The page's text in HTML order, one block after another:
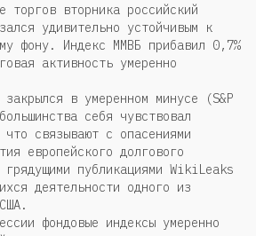
вторника российский
удивительно устойчивым к
фону. Индекс ММВБ прибавил 0,7%
активность умеренно
в умеренном минусе (S&P
себя чувствовал
связывают с опасениями
европейского долгового
публикациями WikiLeaks
деятельности одного из
фондовые индексы умеренно